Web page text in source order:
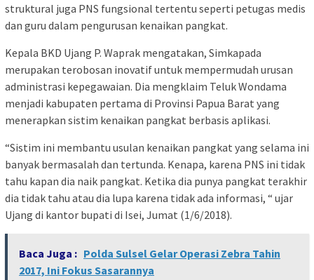
struktural juga PNS fungsional tertentu seperti petugas medis
dan guru dalam pengurusan kenaikan pangkat.
Kepala BKD Ujang P. Waprak mengatakan, Simkapada
merupakan terobosan inovatif untuk mempermudah urusan
administrasi kepegawaian. Dia mengklaim Teluk Wondama
menjadi kabupaten pertama di Provinsi Papua Barat yang
menerapkan sistim kenaikan pangkat berbasis aplikasi.
“Sistim ini membantu usulan kenaikan pangkat yang selama ini
banyak bermasalah dan tertunda. Kenapa, karena PNS ini tidak
tahu kapan dia naik pangkat. Ketika dia punya pangkat terakhir
dia tidak tahu atau dia lupa karena tidak ada informasi, “ ujar
Ujang di kantor bupati di Isei, Jumat (1/6/2018).
Baca Juga : Polda Sulsel Gelar Operasi Zebra Tahin
2017, Ini Fokus Sasarannya